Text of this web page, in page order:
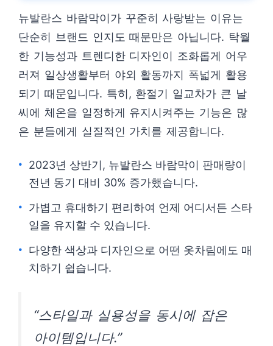
뉴발란스 바람막이가 꾸준히 사랑받는 이유는
단순히 브랜드 인지도 때문만은 아닙니다. 탁월
한 기능성과 트렌디한 디자인이 조화롭게 어우
러져 일상생활부터 야외 활동까지 폭넓게 활용
되기 때문입니다. 특히, 환절기 일교차가 큰 날
씨에 체온을 일정하게 유지시켜주는 기능은 많
은 분들에게 실질적인 가치를 제공합니다.
2023년 상반기, 뉴발란스 바람막이 판매량이
전년 동기 대비 30% 증가했습니다.
가볍고 휴대하기 편리하여 언제 어디서든 스타
일을 유지할 수 있습니다.
다양한 색상과 디자인으로 어떤 옷차림에도 매
치하기 쉽습니다.
“스타일과 실용성을 동시에 잡은
아이템입니다.”